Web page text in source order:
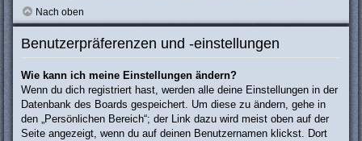
Nach oben
Benutzerpräferenzen und -einstellungen
Wie kann ich meine Einstellungen ändern?
Wenn du dich registriert hast, werden alle deine Einstellungen in der
Datenbank des Boards gespeichert. Um diese zu ändern, gehe in
den „Persönlichen Bereich“; der Link dazu wird meist oben auf der
Seite angezeigt, wenn du auf deinen Benutzernamen klickst. Dort